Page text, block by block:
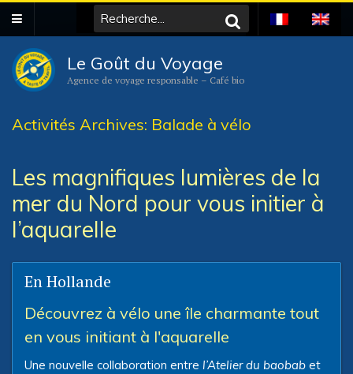
Le Goût du Voyage
Agence de voyage responsable – Café bio
Activités Archives: Balade à vélo
Les magnifiques lumières de la
mer du Nord pour vous initier à
l’aquarelle
En Hollande
Découvrez à vélo une île charmante tout
en vous initiant à l'aquarelle
Une nouvelle collaboration entre l’Atelier du baobab et